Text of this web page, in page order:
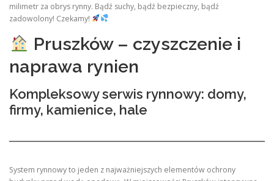
milimetr za obrys rynny. Bądź suchy, bądź bezpieczny, bądź
zadowolony! Czekamy!
Pruszków – czyszczenie i
naprawa rynien
Kompleksowy serwis rynnowy: domy,
firmy, kamienice, hale
System rynnowy to jeden z najważniejszych elementów ochrony